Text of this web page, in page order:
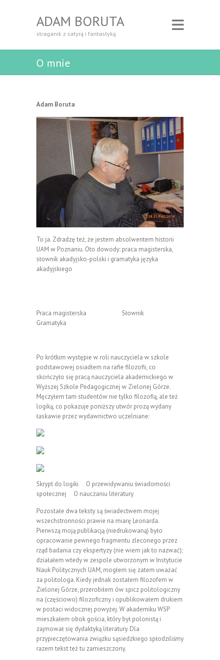
ADAM BORUTA
straganik z satyrą i fantastyką
O mnie
Adam Boruta
To ja. Zdradzę też, że jestem absolwentem historii
UAM w Poznaniu. Oto dowody: praca magisterska,
słownik akadyjsko-polski i gramatyka języka
akadyjskiego
Praca magisterska Słownik
Gramatyka
Po krótkim występie w roli nauczyciela w szkole
podstawowej osiadłem na rafie filozofii, co
skończyło się pracą nauczyciela akademickiego w
Wyższej Szkole Pedagogicznej w Zielonej Górze.
Męczyłem tam studentów nie tylko filozofią, ale też
logiką, co pokazuje poniższy utwór prozą wydany
łaskawie przez wydawnictwo uczelniane:
Skrypt do logiki O przewidywaniu świadomości
społecznej O nauczaniu literatury
Pozostałe dwa teksty są świadectwem mojej
wszechstronności prawie na miarę Leonarda.
Pierwszą moją publikacją (niedrukowaną) było
opracowanie pewnego fragmentu zleconego przez
rząd badania czy ekspertyzy (nie wiem jak to nazwać);
działałem wtedy w zespole utworzonym w Instytucie
Nauk Politycznych UAM, mogłem się zatem uważać
za politologa. Kiedy jednak zostałem filozofem w
Zielonej Górze, przerobiłem ów spicz politologiczny
na (częściowo) filozoficzny i opublikowałem drukiem
w postaci widocznej powyżej. W akademiku WSP
mieszkałem obok gościa, który był polonistą i
zajmował się dydaktyką literatury. Dla
przypieczętowania związku sąsiedzkiego spłodziliśmy
razem tekst też tu zamieszczony.